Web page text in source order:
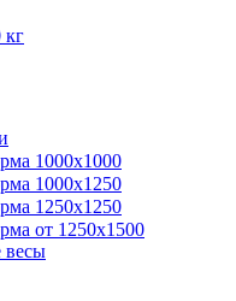
кг
1000х1000
1000х1250
1250х1250
от 1250х1500
весы